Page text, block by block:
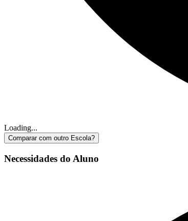
Loading...
Comparar com outro Escola?
Necessidades do Aluno